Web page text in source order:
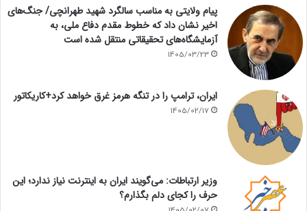
پیام ولایتی به مناسب سالگرد شهید طهرانچی/ جنگ‌های
اخیر نشان داد که خطوط مقدم دفاع ملی، به
آزمایشگاه‌های تحقیقاتی منتقل شده است
1405/03/23
ایران، ترامپ را در تنگه هرمز غرق خواهد کرد+کاریکاتور
1405/02/17
وزیر ارتباطات: می‌گویند ایران به اینترنت نیاز ندارد؛ این
حرف را کجای دلم بگذارم؟